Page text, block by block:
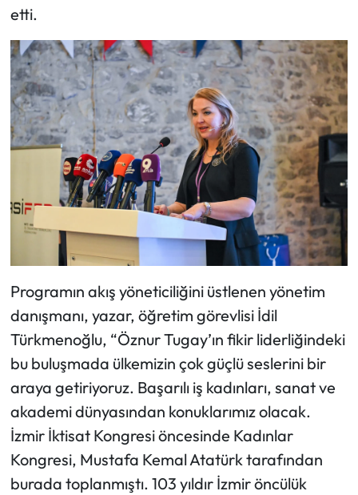
etti.
Programın akış yöneticiliğini üstlenen yönetim
danışmanı, yazar, öğretim görevlisi İdil
Türkmenoğlu, “Öznur Tugay’ın fikir liderliğindeki
bu buluşmada ülkemizin çok güçlü seslerini bir
araya getiriyoruz. Başarılı iş kadınları, sanat ve
akademi dünyasından konuklarımız olacak.
İzmir İktisat Kongresi öncesinde Kadınlar
Kongresi, Mustafa Kemal Atatürk tarafından
burada toplanmıştı. 103 yıldır İzmir öncülük